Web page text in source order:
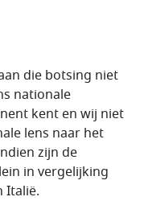
die botsing niet
nationale
kent en wij niet
lens naar het
zijn de
in vergelijking
Italië.